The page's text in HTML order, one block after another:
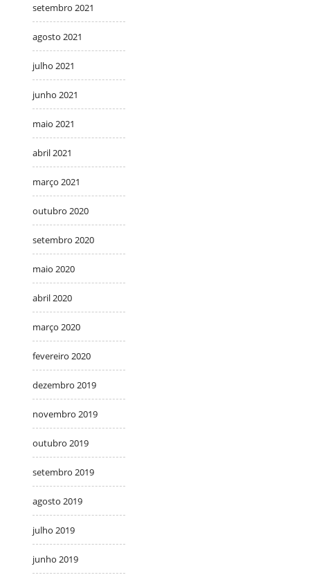
setembro 2021
agosto 2021
julho 2021
junho 2021
maio 2021
abril 2021
março 2021
outubro 2020
setembro 2020
maio 2020
abril 2020
março 2020
fevereiro 2020
dezembro 2019
novembro 2019
outubro 2019
setembro 2019
agosto 2019
julho 2019
junho 2019